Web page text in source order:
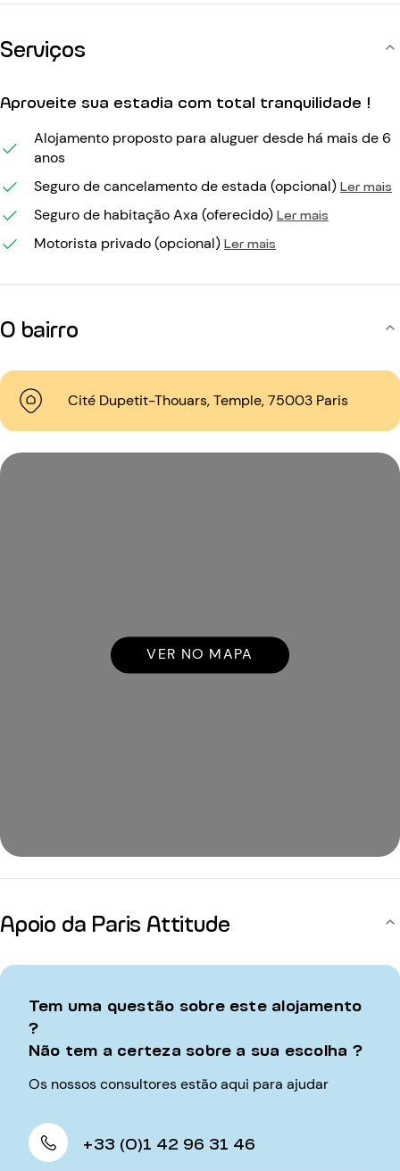
Serviços
Aproveite sua estadia com total tranquilidade !
Alojamento proposto para aluguer desde há mais de 6
anos
Seguro de cancelamento de estada (opcional) Ler mais
Seguro de habitação Axa (oferecido) Ler mais
Motorista privado (opcional) Ler mais
O bairro
Cité Dupetit-Thouars, Temple, 75003 Paris
VER NO MAPA
Apoio da Paris Attitude
Tem uma questão sobre este alojamento
?
Não tem a certeza sobre a sua escolha ?
Os nossos consultores estão aqui para ajudar
+33 (0)1 42 96 31 46